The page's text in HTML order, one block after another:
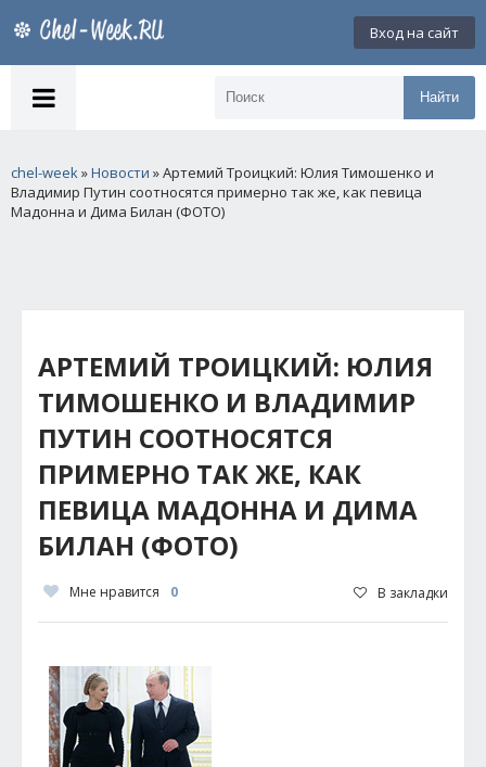
Вход на сайт
Найти
chel-week»Новости » Артемий Троицкий: Юлия Тимошенко и
Владимир Путин соотносятся примерно так же, как певица
Мадонна и Дима Билан (ФОТО)
АРТЕМИЙ ТРОИЦКИЙ: ЮЛИЯ
ТИМОШЕНКО И ВЛАДИМИР
ПУТИН СООТНОСЯТСЯ
ПРИМЕРНО ТАК ЖЕ, КАК
ПЕВИЦА МАДОННА И ДИМА
БИЛАН (ФОТО)
Мне нравится 0 В закладки